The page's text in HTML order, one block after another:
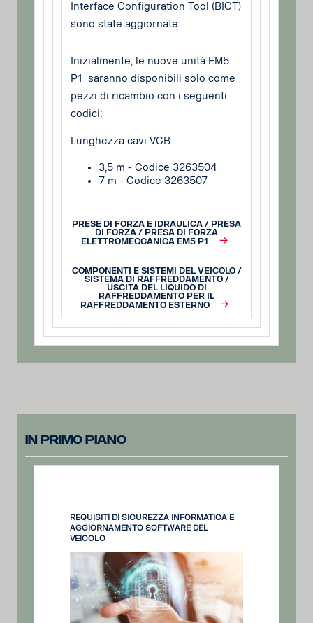
Interface Configuration Tool (BICT)
sono state aggiornate.
Inizialmente, le nuove unità EM5
P1 saranno disponibili solo come
pezzi di ricambio con i seguenti
codici:
Lunghezza cavi VCB:
3,5 m - Codice 3263504
7 m - Codice 3263507
PRESE DI FORZA E IDRAULICA / PRESA
DI FORZA / PRESA DI FORZA
ELETTROMECCANICA EM5 P1
COMPONENTI E SISTEMI DEL VEICOLO /
SISTEMA DI RAFFREDDAMENTO /
USCITA DEL LIQUIDO DI
RAFFREDDAMENTO PER IL
RAFFREDDAMENTO ESTERNO
In primo piano
REQUISITI DI SICUREZZA INFORMATICA E
AGGIORNAMENTO SOFTWARE DEL
VEICOLO